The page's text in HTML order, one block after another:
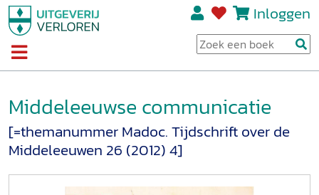
Inloggen
Middeleeuwse communicatie
[=themanummer Madoc. Tijdschrift over de
Middeleeuwen 26 (2012) 4]